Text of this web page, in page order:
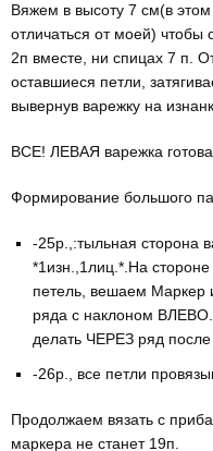
Вяжем в высоту 7 см(в
отличаться от моей) чтобы
2п вместе, ни спицах 7 п.
оставшиеся петли,
вывернув варежку на
ВСЕ! ЛЕВАЯ варежка
Формирование большого
-25р.,:тыльная сторона
*1изн.,1лиц.*.На
петель, вешаем Маркер
ряда с наклоном
делать ЧЕРЕЗ ряд после
-26р., все петли
Продолжаем вязать с
маркера не станет 19п.